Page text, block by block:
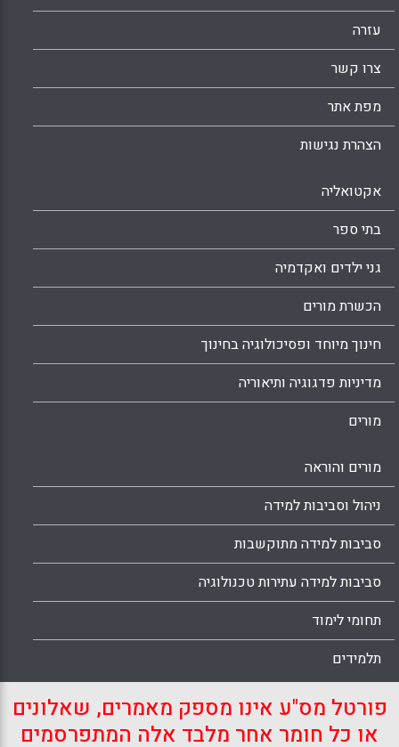
עזרה
צרו קשר
מפת אתר
הצהרת נגישות
אקטואליה
בתי ספר
גני ילדים ואקדמיה
הכשרת מורים
חינוך מיוחד ופסיכולוגיה בחינוך
מדיניות פדגוגיה ותיאוריה
מורים
מורים והוראה
ניהול וסביבות למידה
סביבות למידה מתוקשבות
סביבות למידה עתירות טכנולוגיה
תחומי לימוד
תלמידים
פורטל מס"ע אינו מספק מאמרים, שאלונים
או כל חומר אחר מלבד אלה המתפרסמים